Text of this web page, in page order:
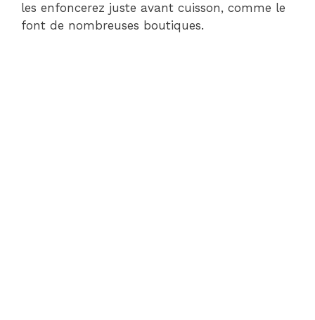
les enfoncerez juste avant cuisson, comme le
font de nombreuses boutiques.